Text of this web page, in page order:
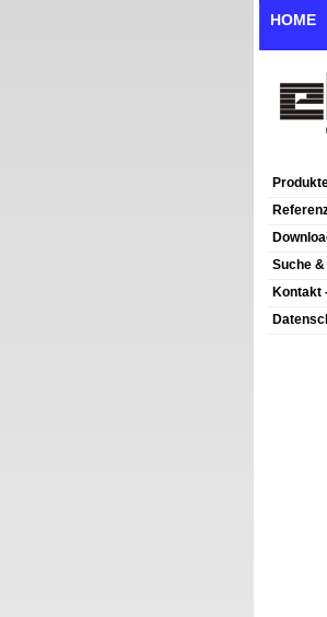
HOME
Suche
Kontakt